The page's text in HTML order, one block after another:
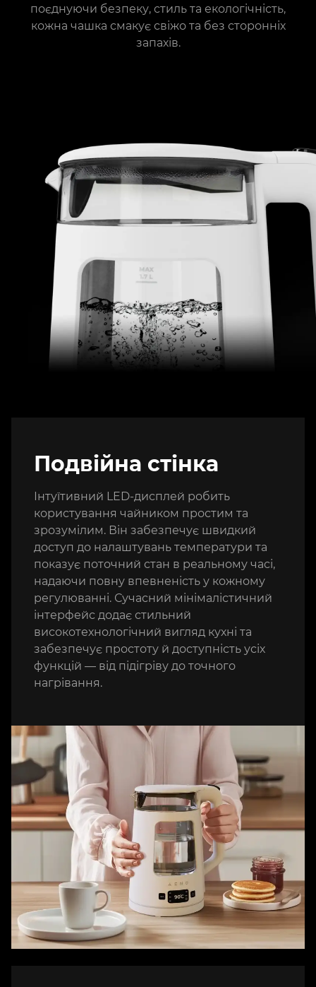
поєднуючи безпеку, стиль та екологічність,
кожна чашка смакує свіжо та без сторонніх
запахів.
Подвійна стінка
Інтуїтивний LED-дисплей робить
користування чайником простим та
зрозумілим. Він забезпечує швидкий
доступ до налаштувань температури та
показує поточний стан в реальному часі,
надаючи повну впевненість у кожному
регулюванні. Сучасний мінімалістичний
інтерфейс додає стильний
високотехнологічний вигляд кухні та
забезпечує простоту й доступність усіх
функцій — від підігріву до точного
нагрівання.